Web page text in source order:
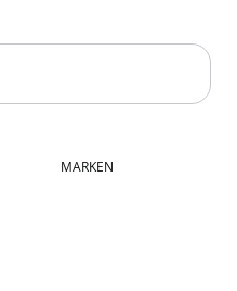
MARKEN